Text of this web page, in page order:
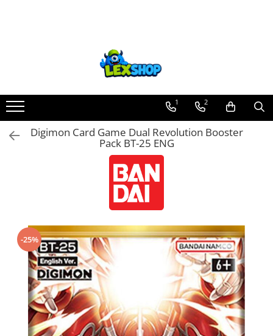
Board Games
Extensii boardgames
Card Games (jocuri cu carti)
Jocuri pentru toata familia
Party Games (jocuri de petrecere)
Smart Games
Puzzle-uri logice
Jocuri cu miniaturi
Battletech
Final Girl - solo game
Miniaturi Arkham Horror
1 2
Digimon Card Game Dual Revolution Booster
Pack BT-25 ENG
-25%